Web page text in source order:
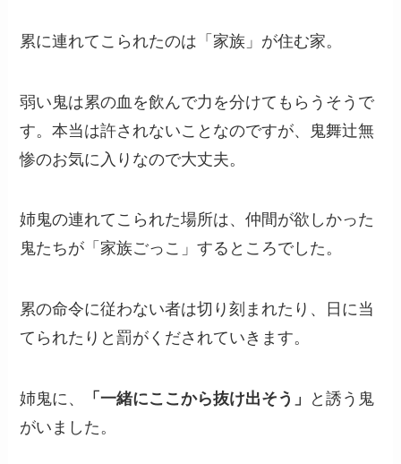
累に連れてこられたのは「家族」が住む家。
弱い鬼は累の血を飲んで力を分けてもらうそうで
す。本当は許されないことなのですが、鬼舞辻無
惨のお気に入りなので大丈夫。
姉鬼の連れてこられた場所は、仲間が欲しかった
鬼たちが「家族ごっこ」するところでした。
累の命令に従わない者は切り刻まれたり、日に当
てられたりと罰がくだされていきます。
姉鬼に、 「一緒にここから抜け出そう」
と誘う鬼
がいました。